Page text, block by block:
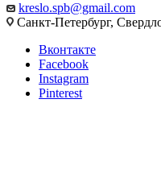
kreslo.spb@gmail.com
Санкт-Петербург,
Вконтакте
Facebook
Instagram
Pinterest